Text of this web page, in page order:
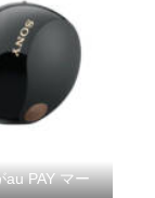
PAY マー